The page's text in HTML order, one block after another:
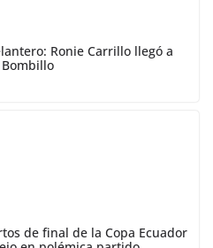
Ronie Carrillo llegó a
de final de la Copa Ecuador